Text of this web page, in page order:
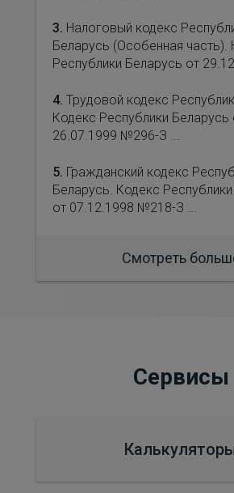
3. Налоговый кодекс
Беларусь (Особенная часть).
Республики Беларусь от
4. Трудовой кодекс
Кодекс Республики Беларусь
26.07.1999 №296-З ...
5. Гражданский кодекс
Беларусь. Кодекс
от 07.12.1998 №218-З ...
Смотреть
Сервисы